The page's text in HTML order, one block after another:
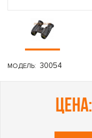
МОДЕЛЬ: 30054
цена: